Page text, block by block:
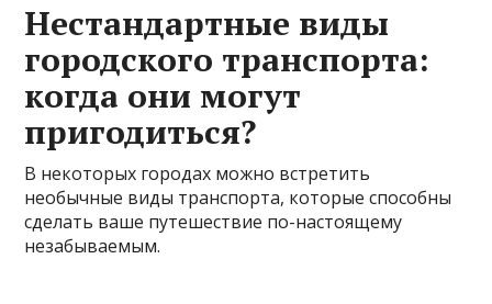
Нестандартные виды
городского транспорта:
когда они могут
пригодиться?
В некоторых городах можно встретить
необычные виды транспорта, которые способны
сделать ваше путешествие по-настоящему
незабываемым.